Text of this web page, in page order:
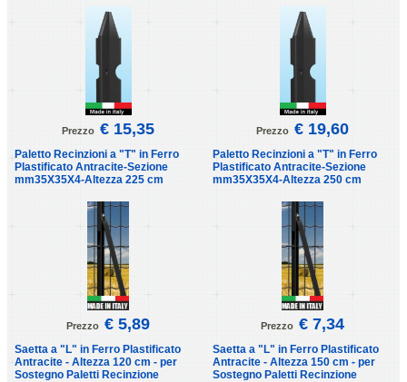
Prezzo € 15,35
Paletto Recinzioni a "T" in Ferro
Plastificato Antracite-Sezione
mm35X35X4-Altezza 225 cm
Prezzo € 19,60
Paletto Recinzioni a "T" in Ferro
Plastificato Antracite-Sezione
mm35X35X4-Altezza 250 cm
Prezzo € 5,89
Saetta a "L" in Ferro Plastificato
Antracite - Altezza 120 cm - per
Sostegno Paletti Recinzione
Prezzo € 7,34
Saetta a "L" in Ferro Plastificato
Antracite - Altezza 150 cm - per
Sostegno Paletti Recinzione